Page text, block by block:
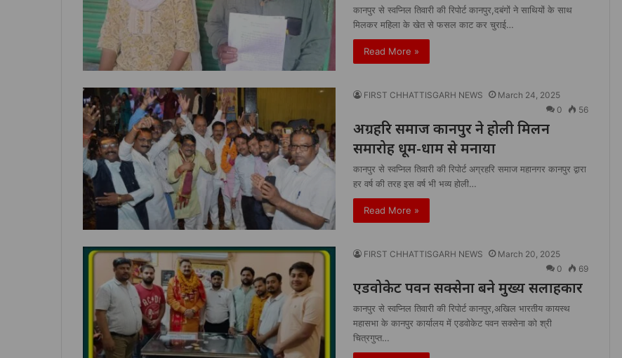
कानपुर से स्वप्निल तिवारी की रिपोर्ट कानपुर,दबंगों ने साथियों के साथ
मिलकर महिला के खेत से फसल काट कर चुराई…
Read More »
FIRST CHHATTISGARH NEWS
March 24, 2025
0
56
अग्रहरि समाज कानपुर ने होली मिलन
समारोह धूम-धाम से मनाया
कानपुर से स्वप्निल तिवारी की रिपोर्ट अग्रहरि समाज महानगर कानपुर द्वारा
हर वर्ष की तरह इस वर्ष भी भव्य होली…
Read More »
FIRST CHHATTISGARH NEWS
March 20, 2025
0
69
एडवोकेट पवन सक्सेना बने मुख्य सलाहकार
कानपुर से स्वप्निल तिवारी की रिपोर्ट कानपुर,अखिल भारतीय कायस्थ
महासभा के कानपुर कार्यालय में एडवोकेट पवन सक्सेना को श्री
चित्रगुप्त…